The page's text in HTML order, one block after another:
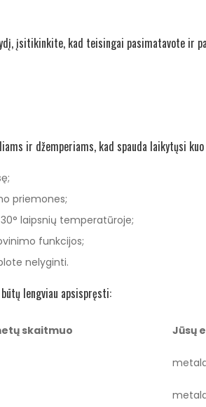
įsitikinkite, kad teisingai pasimatavote ir
ir džemperiams, kad spauda laikytųsi
priemones;
laipsnių temperatūroje;
funkcijos;
nelyginti.
lengviau apsispręsti:
skaitmuo Jūsų